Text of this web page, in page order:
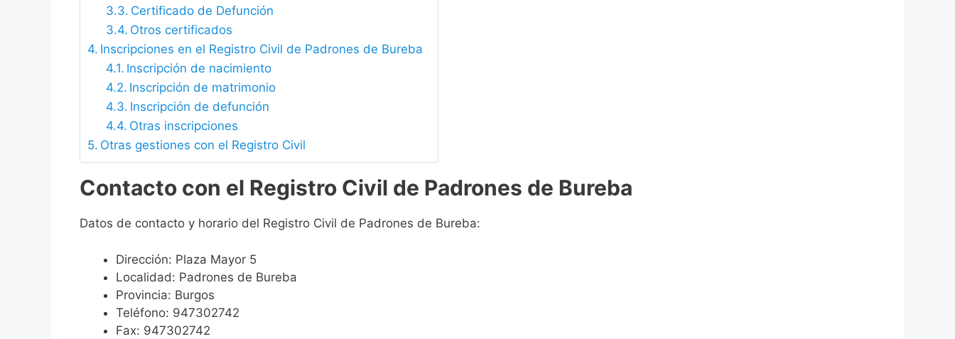
Certificado de Defunción
Otros certificados
Inscripciones en el Registro Civil de Padrones de Bureba
Inscripción de nacimiento
Inscripción de matrimonio
Inscripción de defunción
Otras inscripciones
Otras gestiones con el Registro Civil
Contacto con el Registro Civil de Padrones de Bureba
Datos de contacto y horario del Registro Civil de Padrones de Bureba:
Dirección: Plaza Mayor 5
Localidad: Padrones de Bureba
Provincia: Burgos
Teléfono: 947302742
Fax: 947302742